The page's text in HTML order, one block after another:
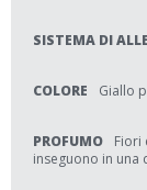
SISTEMA DI
COLORE Giallo
PROFUMO
Fiori
inseguono in una